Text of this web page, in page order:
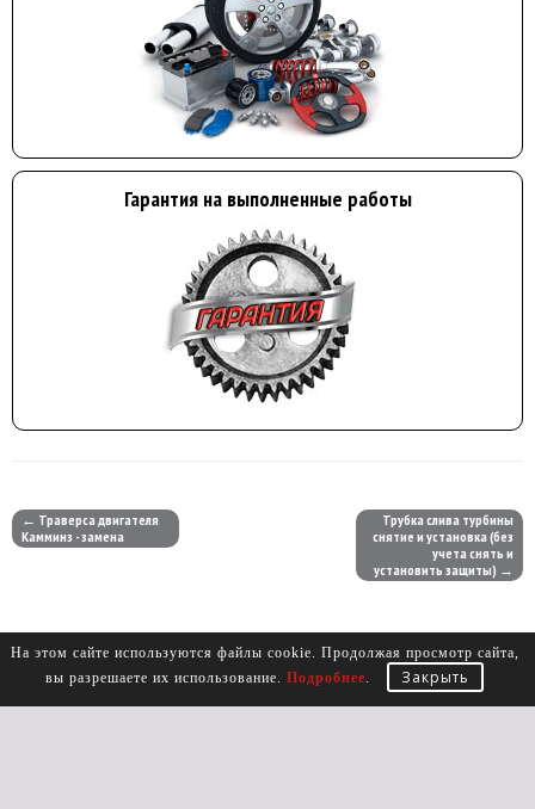
Гарантия на выполненные работы
← Траверса двигателя
Камминз - замена
Трубка слива турбины
снятие и установка (без
учета снять и
установить защиты) →
На этом сайте используются файлы cookie. Продолжая просмотр сайта,
вы разрешаете их использование. Подробнее. Закрыть